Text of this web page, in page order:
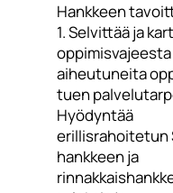
Hankkeen
1. Selvittää ja
oppimisvajeesta
aiheutuneita
tuen
Hyödyntää
erillisrahoitetun
hankkeen ja